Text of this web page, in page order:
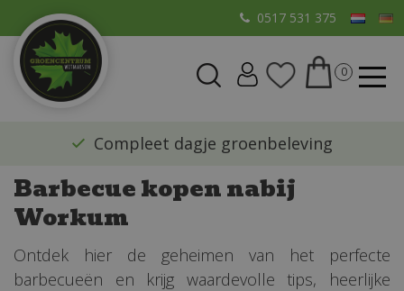
a
0517 531 375
​Compleet dagje groenbeleving
Barbecue kopen nabij
Workum
Ontdek hier de geheimen van het perfecte
barbecueën en krijg waardevolle tips, heerlijke